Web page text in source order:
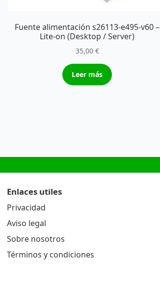
Fuente alimentación s26113-e495-v60 –
Lite-on (Desktop / Server)
35,00 €
Leer más
Enlaces utiles
Privacidad
Aviso legal
Sobre nosotros
Términos y condiciones